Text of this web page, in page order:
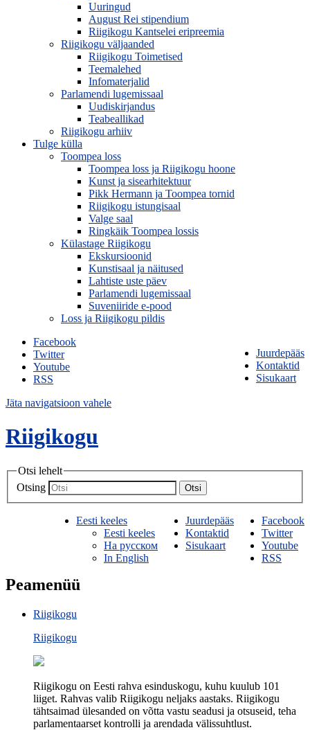
Uuringud
August Rei stipendium
Riigikogu Kantselei eripreemia
Riigikogu väljaanded
Riigikogu Toimetised
Teemalehed
Infomaterjalid
Parlamendi lugemissaal
Uudiskirjandus
Teabeallikad
Riigikogu arhiiv
Tulge külla
Toompea loss
Toompea loss ja Riigikogu hoone
Kunst ja sisearhitektuur
Pikk Hermann ja Toompea tornid
Riigikogu istungisaal
Valge saal
Ringkäik Toompea lossis
Külastage Riigikogu
Ekskursioonid
Kunstisaal ja näitused
Lahtiste uste päev
Parlamendi lugemissaal
Suveniiride e-pood
Loss ja Riigikogu pildis
Juurdepääs
Kontaktid
Sisukaart
Facebook
Twitter
Youtube
RSS
Jäta navigatsioon vahele
Riigikogu
Otsi lehelt
Otsing
Otsi
Facebook
Twitter
Youtube
RSS
Juurdepääs
Kontaktid
Sisukaart
Eesti keeles
Eesti keeles
На русском
In English
Peamenüü
Riigikogu
Riigikogu
Riigikogu on Eesti rahva esinduskogu, kuhu kuulub 101
liiget. Rahvas valib Riigikogu neljaks aastaks. Riigikogu
tähtsaimad ülesanded on võtta vastu seadusi ja otsuseid, teha
parlamentaarset kontrolli ja arendada välissuhtlust.